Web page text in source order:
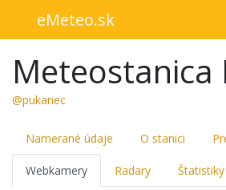
eMeteo.sk
Meteostanica
@pukanec
Namerané údaje O stanici
Webkamery Radary Štatistiky